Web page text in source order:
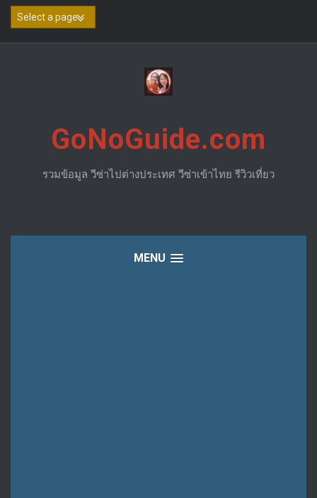
Skip
GoNoGuide.com
รวมข้อมูล วีซ่าไปต่างประเทศ วีซ่าเข้าไทย รีวิวเที่ยว
MENU